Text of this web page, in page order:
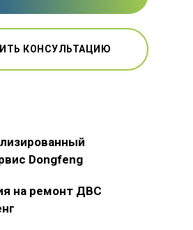
КОНСУЛЬТАЦИЮ
Dongfeng
на ремонт ДВС